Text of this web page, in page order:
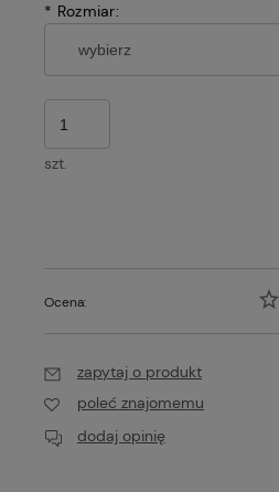
* Rozmiar:
szt.
Ocena:
zapytaj o produkt
poleć znajomemu
dodaj opinię